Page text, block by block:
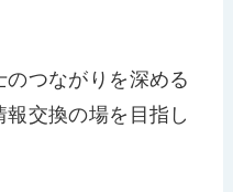
つながりを深める
交換の場を目指し